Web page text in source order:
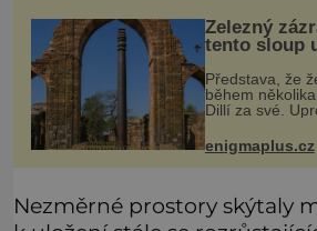
Železný
tento sloup
nezná rez?
Představa, že
během
Dillí za své.
Qutb stojí více
vysoký železný
přibližně 1 600
enigmaplus.cz
Nezměrné prostory skýtaly